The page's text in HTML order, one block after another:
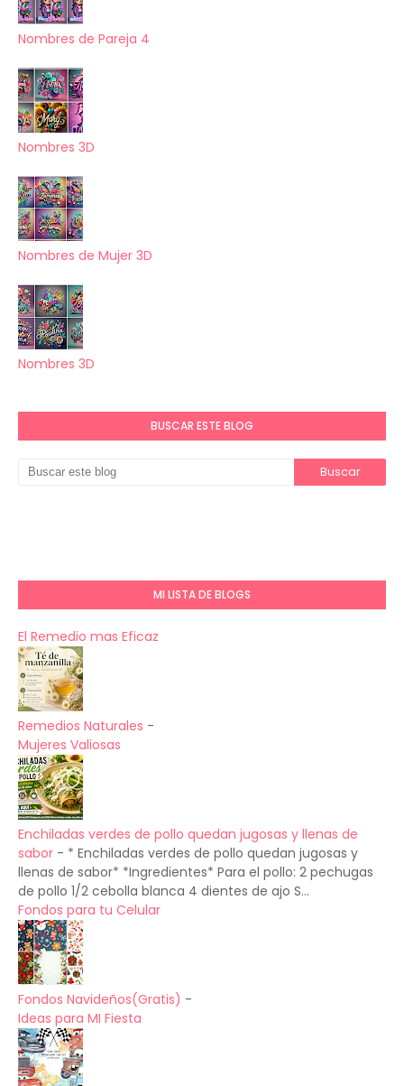
Nombres de Pareja 4
Nombres 3D
Nombres de Mujer 3D
Nombres 3D
BUSCAR ESTE BLOG
MI LISTA DE BLOGS
El Remedio mas Eficaz
Remedios Naturales -
Mujeres Valiosas
Enchiladas verdes de pollo quedan jugosas y llenas de
sabor - * Enchiladas verdes de pollo quedan jugosas y
llenas de sabor* *Ingredientes* Para el pollo: 2 pechugas
de pollo 1/2 cebolla blanca 4 dientes de ajo S...
Fondos para tu Celular
Fondos Navideños(Gratis) -
Ideas para MI Fiesta